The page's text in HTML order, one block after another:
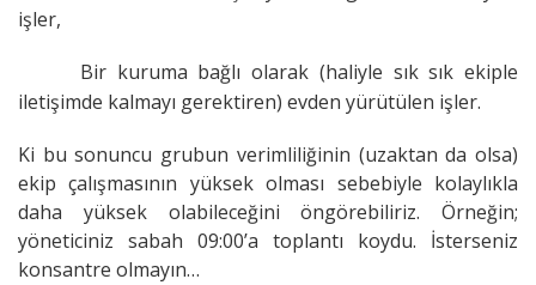
işler,
Bir kuruma bağlı olarak (haliyle sık sık ekiple
iletişimde kalmayı gerektiren) evden yürütülen işler.
Ki bu sonuncu grubun verimliliğinin (uzaktan da olsa)
ekip çalışmasının yüksek olması sebebiyle kolaylıkla
daha yüksek olabileceğini öngörebiliriz. Örneğin;
yöneticiniz sabah 09:00’a toplantı koydu. İsterseniz
konsantre olmayın…